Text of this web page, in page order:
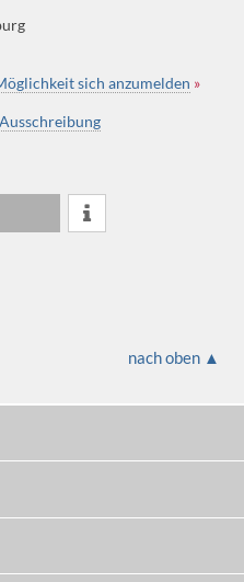
sich anzumelden »
nach oben ▲